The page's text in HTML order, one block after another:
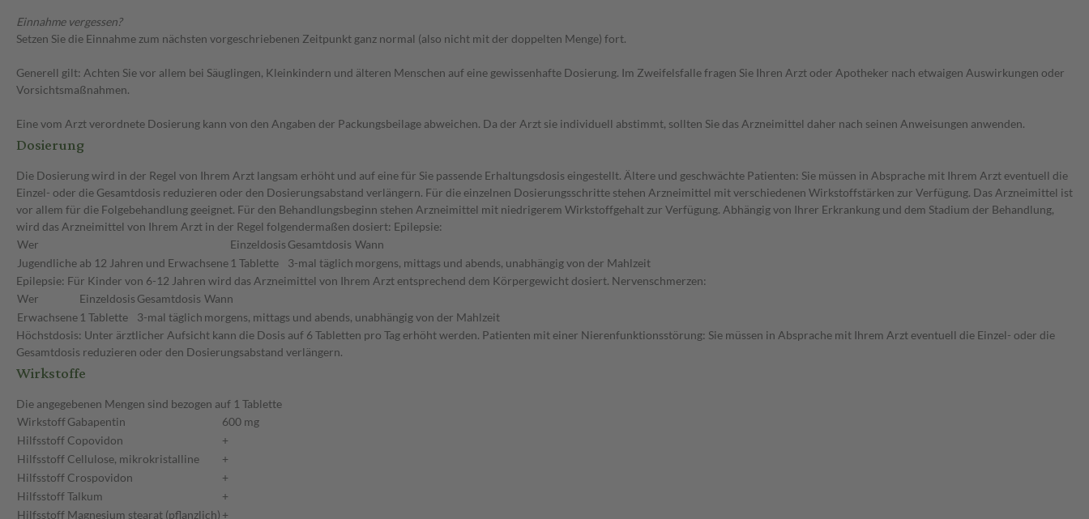
Einnahme vergessen?
Setzen Sie die Einnahme zum nächsten vorgeschriebenen Zeitpunkt ganz normal (also nicht mit der doppelten Menge) fort.
Generell gilt: Achten Sie vor allem bei Säuglingen, Kleinkindern und älteren Menschen auf eine gewissenhafte Dosierung. Im Zweifelsfalle fragen Sie Ihren Arzt oder Apotheker nach etwaigen Auswirkungen oder
Vorsichtsmaßnahmen.
Eine vom Arzt verordnete Dosierung kann von den Angaben der Packungsbeilage abweichen. Da der Arzt sie individuell abstimmt, sollten Sie das Arzneimittel daher nach seinen Anweisungen anwenden.
Dosierung
Die Dosierung wird in der Regel von Ihrem Arzt langsam erhöht und auf eine für Sie passende Erhaltungsdosis eingestellt. Ältere und geschwächte Patienten: Sie müssen in Absprache mit Ihrem Arzt eventuell die
Einzel- oder die Gesamtdosis reduzieren oder den Dosierungsabstand verlängern. Für die einzelnen Dosierungsschritte stehen Arzneimittel mit verschiedenen Wirkstoffstärken zur Verfügung. Das Arzneimittel ist
vor allem für die Folgebehandlung geeignet. Für den Behandlungsbeginn stehen Arzneimittel mit niedrigerem Wirkstoffgehalt zur Verfügung. Abhängig von Ihrer Erkrankung und dem Stadium der Behandlung,
wird das Arzneimittel von Ihrem Arzt in der Regel folgendermaßen dosiert: Epilepsie:
Wer
Einzeldosis Gesamtdosis Wann
Jugendliche ab 12 Jahren und Erwachsene 1 Tablette 3-mal täglich morgens, mittags und abends, unabhängig von der Mahlzeit
Epilepsie: Für Kinder von 6-12 Jahren wird das Arzneimittel von Ihrem Arzt entsprechend dem Körpergewicht dosiert. Nervenschmerzen:
Wer
Einzeldosis Gesamtdosis Wann
Erwachsene 1 Tablette 3-mal täglich morgens, mittags und abends, unabhängig von der Mahlzeit
Höchstdosis: Unter ärztlicher Aufsicht kann die Dosis auf 6 Tabletten pro Tag erhöht werden. Patienten mit einer Nierenfunktionsstörung: Sie müssen in Absprache mit Ihrem Arzt eventuell die Einzel- oder die
Gesamtdosis reduzieren oder den Dosierungsabstand verlängern.
Wirkstoffe
Die angegebenen Mengen sind bezogen auf 1 Tablette
WirkstoffGabapentin
600 mg
Hilfsstoff Copovidon
+
Hilfsstoff Cellulose, mikrokristalline
+
Hilfsstoff Crospovidon
+
HilfsstoffTalkum
+
Hilfsstoff Magnesium stearat (pflanzlich) +